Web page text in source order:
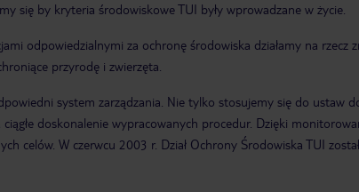
się by kryteria środowiskowe TUI były wprowadzane w życie.
odpowiedzialnymi za ochronę środowiska działamy na rzecz
przyrodę i zwierzęta.
system zarządzania. Nie tylko stosujemy się do ustaw
doskonalenie wypracowanych procedur. Dzięki
celów. W czerwcu 2003 r. Dział Ochrony Środowiska TUI